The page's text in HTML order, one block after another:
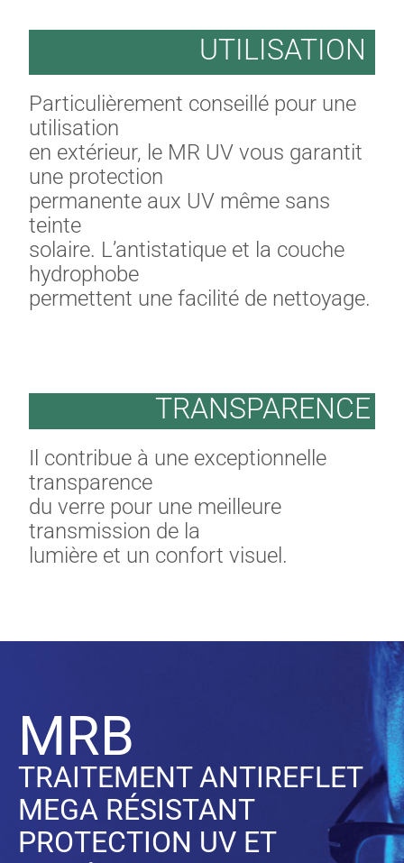
UTILISATION
Particulièrement conseillé pour une
utilisation
en extérieur, le MR UV vous garantit
une protection
permanente aux UV même sans
teinte
solaire. L’antistatique et la couche
hydrophobe
permettent une facilité de nettoyage.
TRANSPARENCE
Il contribue à une exceptionnelle
transparence
du verre pour une meilleure
transmission de la
lumière et un confort visuel.
MRB
TRAITEMENT ANTIREFLET
MEGA RÉSISTANT
PROTECTION UV ET